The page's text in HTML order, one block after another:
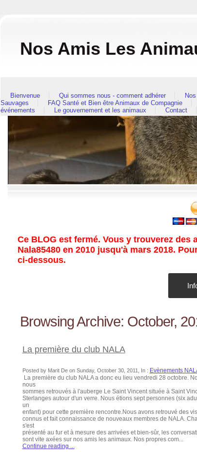
Nos Amis Les
Bienvenue Qui sommes nous - comment adhérer
Sauvages
FAQ Santé et Bien être Animaux de Compagnie
événements
Le gouvernement et les animaux Contact
Ce BLOG est fermé. Vous y trouverez
Nala85480 en 2010 jusqu'à mars 2018.
ci-dessous.
Browsing Archive: October,
La première du club NALA
Posted by Marit De on Sunday, October 30, 2011, In : Evènements
La première du club NALA a donc eu lieu vendredi 28 octobre.
nous
sommes retrouvés à l'auberge Le Saint Vincent située à Saint
Sterlanges autour d'un verre. Nous étions sept personnes (six
un
enfant) pour cette première rencontre.Nous avons retrouvé des
connus et fait connaissance de nouveaux membres de NALA.
s'est
présenté au fur et à mesure des arrivées et bien-sûr, les
sont vite axées sur nos amis les animaux. Nos propres com...
Continue reading ...